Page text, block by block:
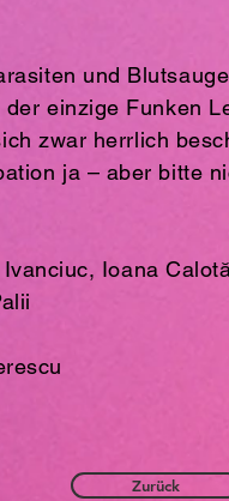
und
einzige Funken
zwar herrlich
ja – aber bitte
Ioana
Zurück